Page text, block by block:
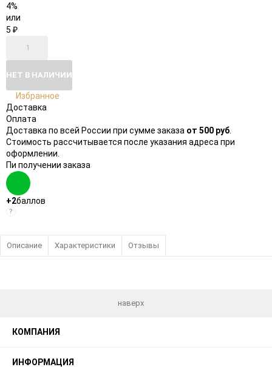
4%
или
5 ₽
НЕТ В НАЛИЧИИ
Избранное
Доставка
Оплата
Доставка по всей России при сумме заказа от 500 руб
Стоимость рассчитывается после указания адреса при
оформлении.
Пи получении заказа
+2баллов
?
Описание Характеристики Отзывы
наверх
КОМПАНИЯ
ИНФОРМАЦИЯ